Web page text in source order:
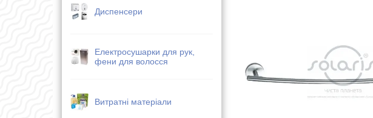
Диспенсери
Електросушарки для рук,
фени для волосся
Витратні матеріали